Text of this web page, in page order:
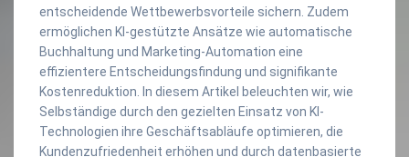
entscheidende Wettbewerbsvorteile sichern. Zudem
ermöglichen KI-gestützte Ansätze wie automatische
Buchhaltung und Marketing-Automation eine
effizientere Entscheidungsfindung und signifikante
Kostenreduktion. In diesem Artikel beleuchten wir, wie
Selbständige durch den gezielten Einsatz von KI-
Technologien ihre Geschäftsabläufe optimieren, die
Kundenzufriedenheit erhöhen und durch datenbasierte